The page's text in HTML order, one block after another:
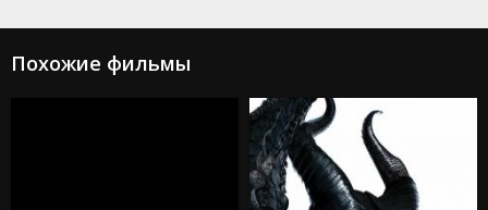
Подземелья и драконы: Честь среди воров
Каратэ-пацан: Легенды
Трансформеры: Восхождение Звероботов
Из моего окна 2: За морями
Изгоняющий дьявола: Верующий
Похожие фильмы